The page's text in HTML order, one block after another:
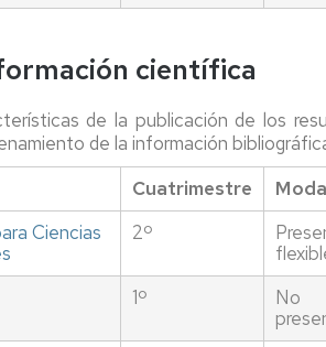
científica
de la publicación de los
de la información
Cuatrimestre
Ciencias
2º
1º
No